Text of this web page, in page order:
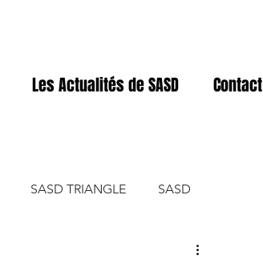
Les Actualités de SASD Contact
SASD TRIANGLE SASD